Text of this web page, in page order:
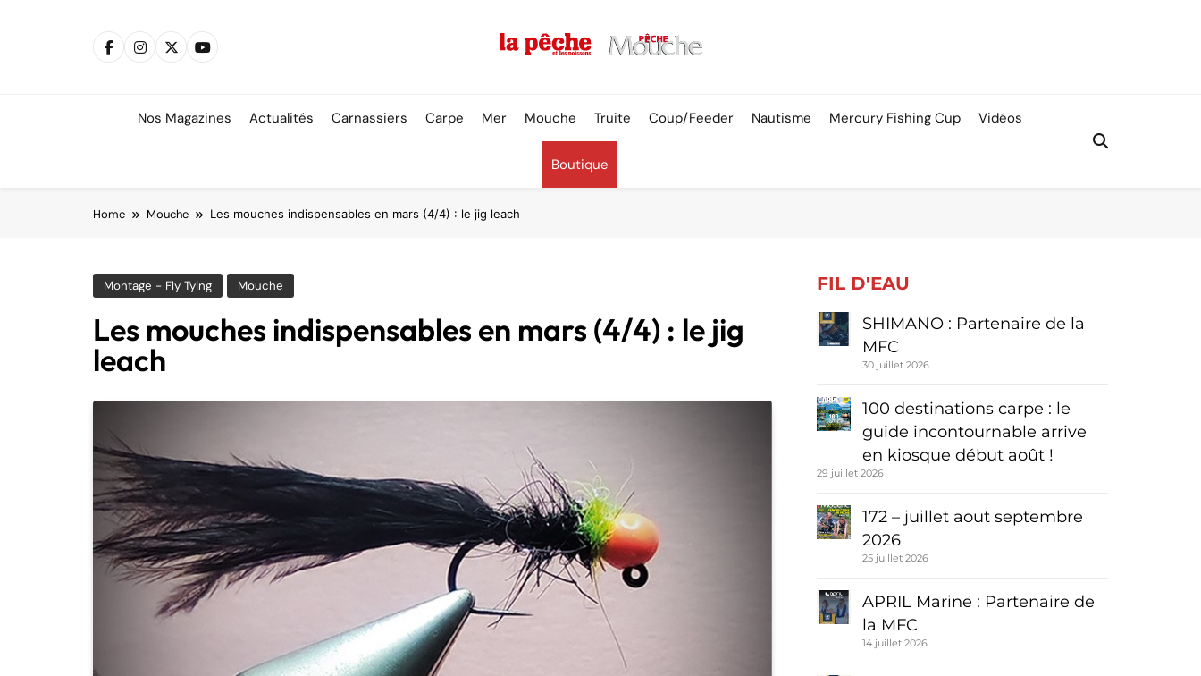
Nos Magazines Actualités Carnassiers Carpe Mer Mouche Truite Coup/Feeder Nautisme Mercury Fishing Cup Vidéos
Boutique
Home Mouche Les mouches indispensables en mars (4/4) : le jig leach
Montage - Fly Tying Mouche
Les mouches indispensables en mars (4/4) : le jig
leach
FIL D'EAU
SHIMANO : Partenaire de la
MFC
30 juillet 2026
100 destinations carpe : le
guide incontournable arrive
en kiosque début août !
29 juillet 2026
172 – juillet aout septembre
2026
25 juillet 2026
APRIL Marine : Partenaire de
la MFC
14 juillet 2026